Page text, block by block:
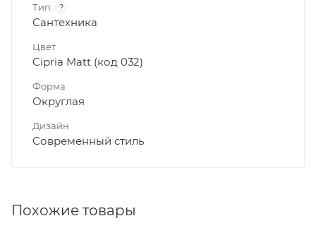
Тип ?
Сантехника
Цвет
Cipria Matt (код 032)
Форма
Округлая
Дизайн
Современный стиль
Похожие товары